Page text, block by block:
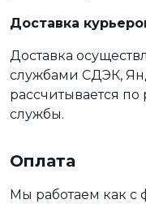
Доставка
Доставка
службами СДЭК,
рассчитывается
службы.
Оплата
Мы работаем как с